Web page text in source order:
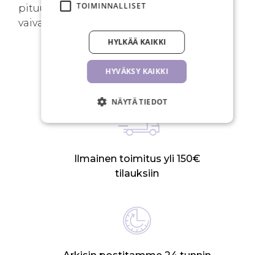
pituus, jotta työprosessi olisi nopea ja
vaivaton.
SINUN EDUT
Ilmainen toimitus yli 150€
tilauksiin
TOIMINNALLISET
HYVÄKSY KAIKKI
HYLKÄÄ KAIKKI
NÄYTÄ TIEDOT